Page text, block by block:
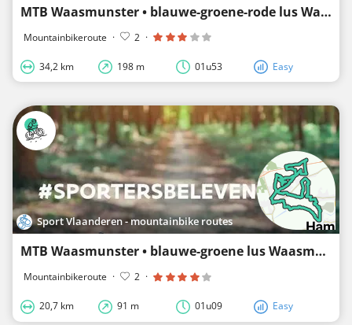
MTB Waasmunster • blauwe-groene-rode lus Waasmunster
Mountainbikeroute · 2 ·
34,2 km 198 m 01u53 Easy
Sport Vlaanderen - mountainbike routes
MTB Waasmunster • blauwe-groene lus Waasmunster
Mountainbikeroute · 2 ·
20,7 km 91 m 01u09 Easy